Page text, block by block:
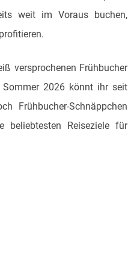
weit im Voraus buchen,
versprochenen Frühbucher
2026 könnt ihr seit
Frühbucher-Schnäppchen
beliebtesten Reiseziele für